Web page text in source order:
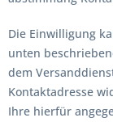
Die Einwilligung
unten
dem
Kontaktadresse
Ihre hierfür